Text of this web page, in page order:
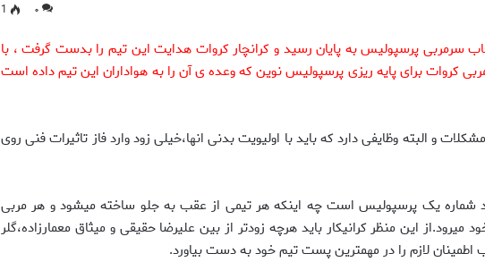
۰ 1
سرمربی پرسپولیس به پایان رسید و کرانچار کروات هدایت این تیم را بدست گرفت ، با
کروات برای پایه ریزی پرسپولیس نوین که وعده ی آن را به هواداران این تیم داده است
و البته وظایفی دارد که باید با اولیویت بدنی انها،خیلی زود وارد فاز تاثیرات فنی روی
مرد شماره یک پرسپولیس است چه اینکه هر تیمی از عقب به جلو ساخته میشود و هر مربی
این منظر کرانیکار باید هرچه زودتر از بین علیرضا حقیقی و میثاق معمارزاده،گلر
لازم را در مهمترین پست تیم خود به دست بیاورد.